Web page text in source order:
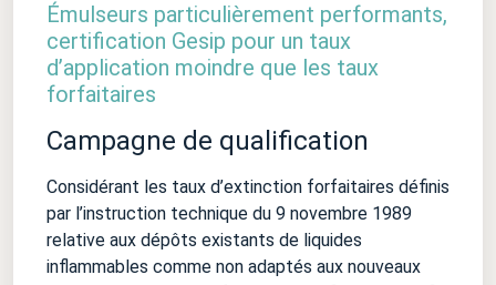
Émulseurs particulièrement performants,
certification Gesip pour un taux
d’application moindre que les taux
forfaitaires
Campagne de qualification
Considérant les taux d’extinction forfaitaires définis
par l’instruction technique du 9 novembre 1989
relative aux dépôts existants de liquides
inflammables comme non adaptés aux nouveaux